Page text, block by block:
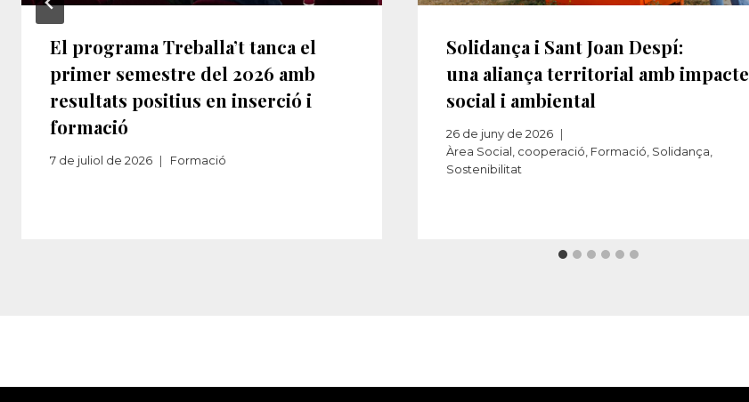
El programa Treballa’t tanca el
primer semestre del 2026 amb
resultats positius en inserció i
formació
7 de juliol de 2026 Formació
Solidança i Sant Joan Despí:
una aliança territorial amb impacte
social i ambiental
26 de juny de 2026
Àrea Social , cooperació, Formació, Solidança,
Sostenibilitat